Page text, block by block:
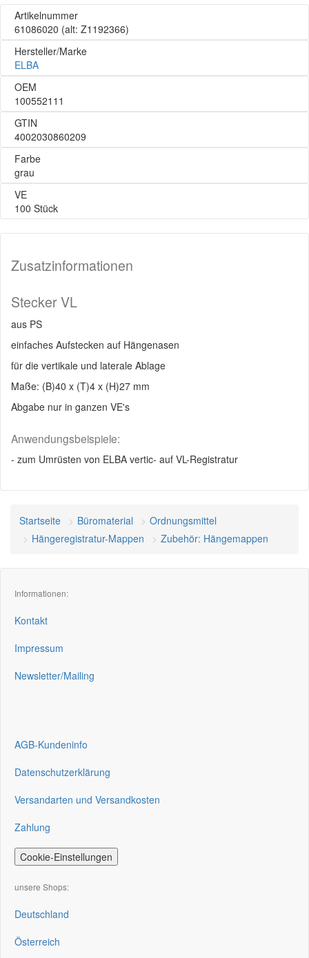
Artikelnummer
61086020 (alt: Z1192366)
Hersteller/Marke
ELBA
OEM
100552111
GTIN
4002030860209
Farbe
grau
VE
100 Stück
Zusatzinformationen
Stecker VL
aus PS
einfaches Aufstecken auf Hängenasen
für die vertikale und laterale Ablage
Maße: (B)40 x (T)4 x (H)27 mm
Abgabe nur in ganzen VE's
Anwendungsbeispiele:
- zum Umrüsten von ELBA vertic- auf VL-Registratur
Startseite Büromaterial
Ordnungsmittel
Hängeregistratur-Mappen
Zubehör: Hängemappen
Informationen:
Kontakt
Impressum
Newsletter/Mailing
AGB-Kundeninfo
Datenschutzerklärung
Versandarten und Versandkosten
Zahlung
Cookie-Einstellungen
unsere Shops:
Deutschland
Österreich